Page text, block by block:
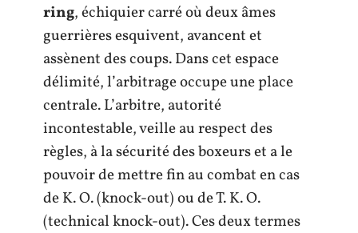
ring, échiquier carré où deux âmes
guerrières esquivent, avancent et
assènent des coups. Dans cet espace
délimité, l’arbitrage occupe une place
centrale. L’arbitre, autorité
incontestable, veille au respect des
règles, à la sécurité des boxeurs et a le
pouvoir de mettre fin au combat en cas
de K. O. (knock-out) ou de T. K. O.
(technical knock-out). Ces deux termes